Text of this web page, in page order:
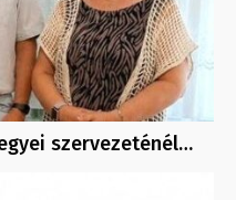
szervezeténél…